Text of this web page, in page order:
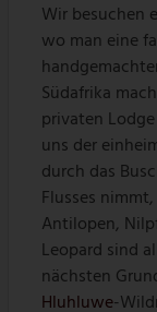
Wir besuchen
wo man eine
Südafrika
privaten
uns der
durch das
Flusses
Antilopen,
Leopard sind
nächsten
Hluhluwe-